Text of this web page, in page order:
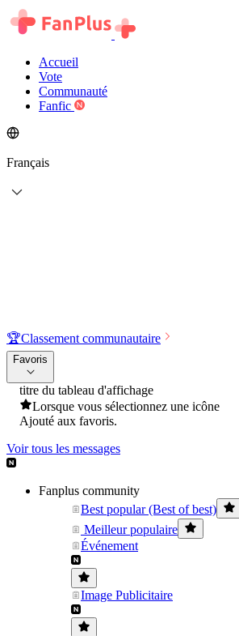
Accueil
Vote
Communauté
Fanfic
Français
🏆Classement communautaire
Favoris
titre du tableau d'affichage
Lorsque vous sélectionnez une icône
Ajouté aux favoris.
Voir tous les messages
Fanplus community
Best popular (Best of best)
Meilleur populaire
Événement
Image Publicitaire